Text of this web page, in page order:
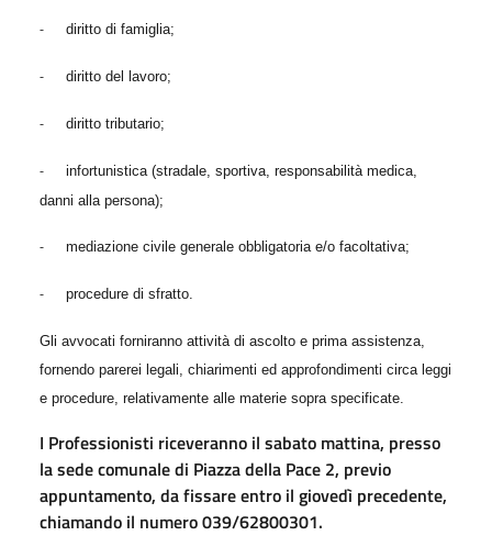
- diritto di famiglia;
- diritto del lavoro;
- diritto tributario;
-
infortunistica (stradale, sportiva, responsabilità medica,
danni alla persona);
- mediazione civile generale obbligatoria e/o facoltativa;
- procedure di sfratto.
Gli avvocati forniranno attività di ascolto e prima assistenza,
fornendo parerei legali, chiarimenti ed approfondimenti circa leggi
e procedure, relativamente alle materie sopra specificate.
I Professionisti riceveranno il sabato mattina, presso
la sede comunale di Piazza della Pace 2, previo
appuntamento, da fissare entro il giovedì precedente,
chiamando il numero 039/62800301.